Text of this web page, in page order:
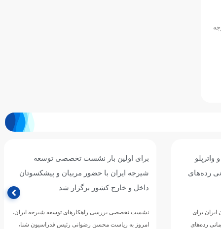
رده‌های
ایران برای
رده‌های
برای اولین بار نشست تخصصی توسعه
شیرجه ایران با حضور مربیان و پیشکسوتان
داخل و خارج کشور برگزار شد
نشست تخصصی بررسی راهکارهای توسعه شیرجه ایران،
امروز به ریاست محسن رضوانی رئیس فدراسیون شنا،